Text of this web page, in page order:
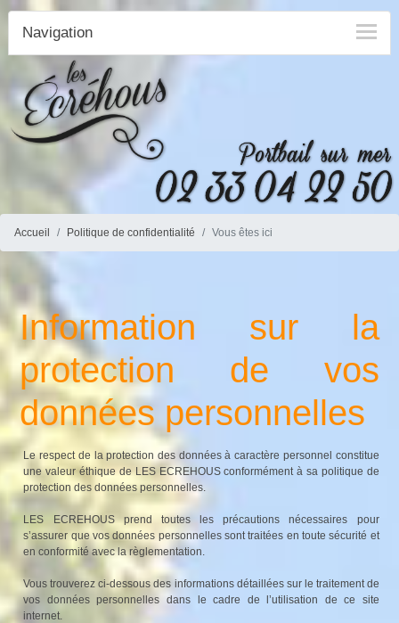
Navigation
Accueil Politique de confidentialité Vous êtes ici
Information sur la
protection de vos
données personnelles
Le respect de la protection des données à caractère personnel constitue
une valeur éthique de LES ECREHOUS conformément à sa politique de
protection des données personnelles.
LES ECREHOUS prend toutes les précautions nécessaires pour
s’assurer que vos données personnelles sont traitées en toute sécurité et
en conformité avec la règlementation.
Vous trouverez ci-dessous des informations détaillées sur le traitement de
vos données personnelles dans le cadre de l’utilisation de ce site
internet.